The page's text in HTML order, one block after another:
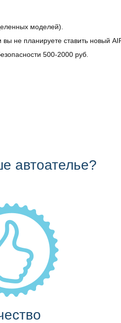
моделей).
не планируете ставить новый
500-2000 руб.
автоателье?